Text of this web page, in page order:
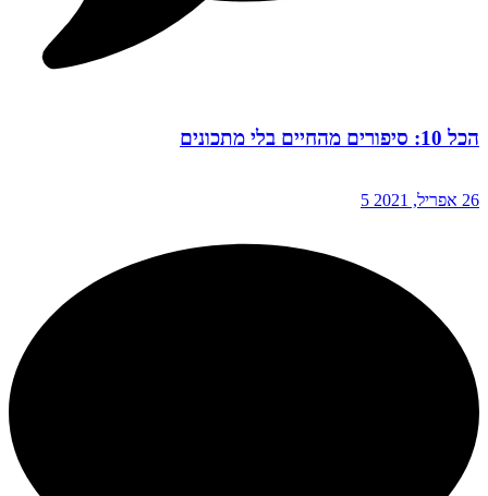
הכל 10: סיפורים מהחיים בלי מתכונים
26 אפריל, 2021 5